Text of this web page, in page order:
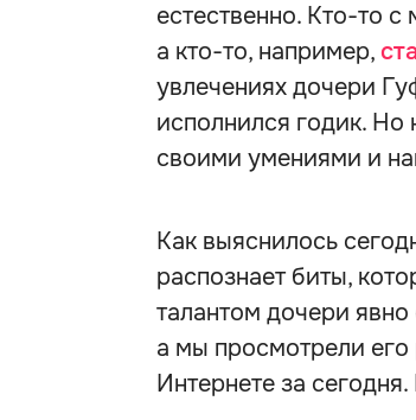
естественно. Кто-то с
а кто-то, например,
увлечениях дочери
исполнился годик. Но
своими умениями и
Как выяснилось
распознает биты,
талантом дочери
а мы просмотрели его
Интернете за